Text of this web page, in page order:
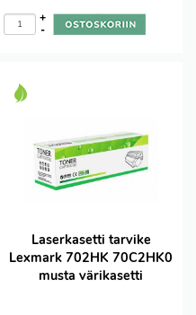
-
+
Laserkasetti tarvike
Lexmark 702HK 70C2HK0
musta värikasetti